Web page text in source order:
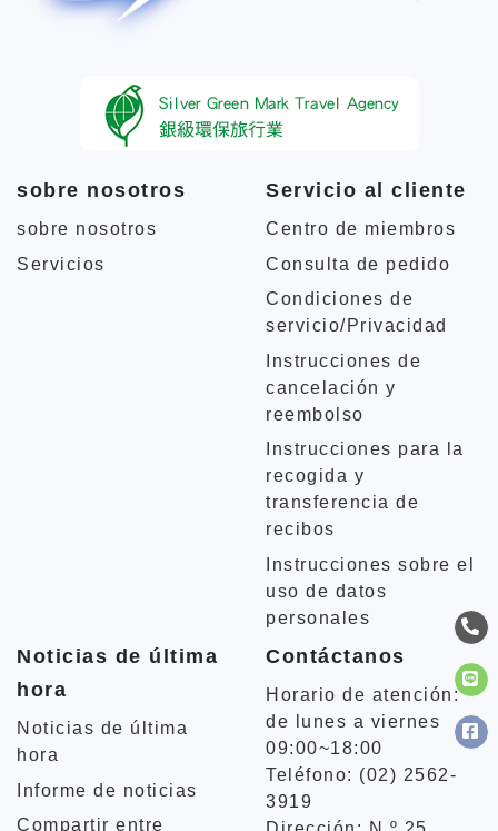
sobre nosotros
sobre nosotros
Servicios
Servicio al cliente
Centro de miembros
Consulta de pedido
Condiciones de
servicio/Privacidad
Instrucciones de
cancelación y
reembolso
Instrucciones para la
recogida y
transferencia de
recibos
Instrucciones sobre el
uso de datos
personales
Noticias de última
hora
Noticias de última
hora
Informe de noticias
Compartir entre
Contáctanos
Horario de atención:
de lunes a viernes
09:00~18:00
Teléfono: (02) 2562-
3919